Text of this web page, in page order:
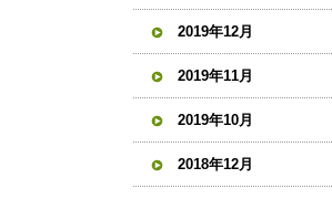
2019年12月
2019年11月
2019年10月
2018年12月